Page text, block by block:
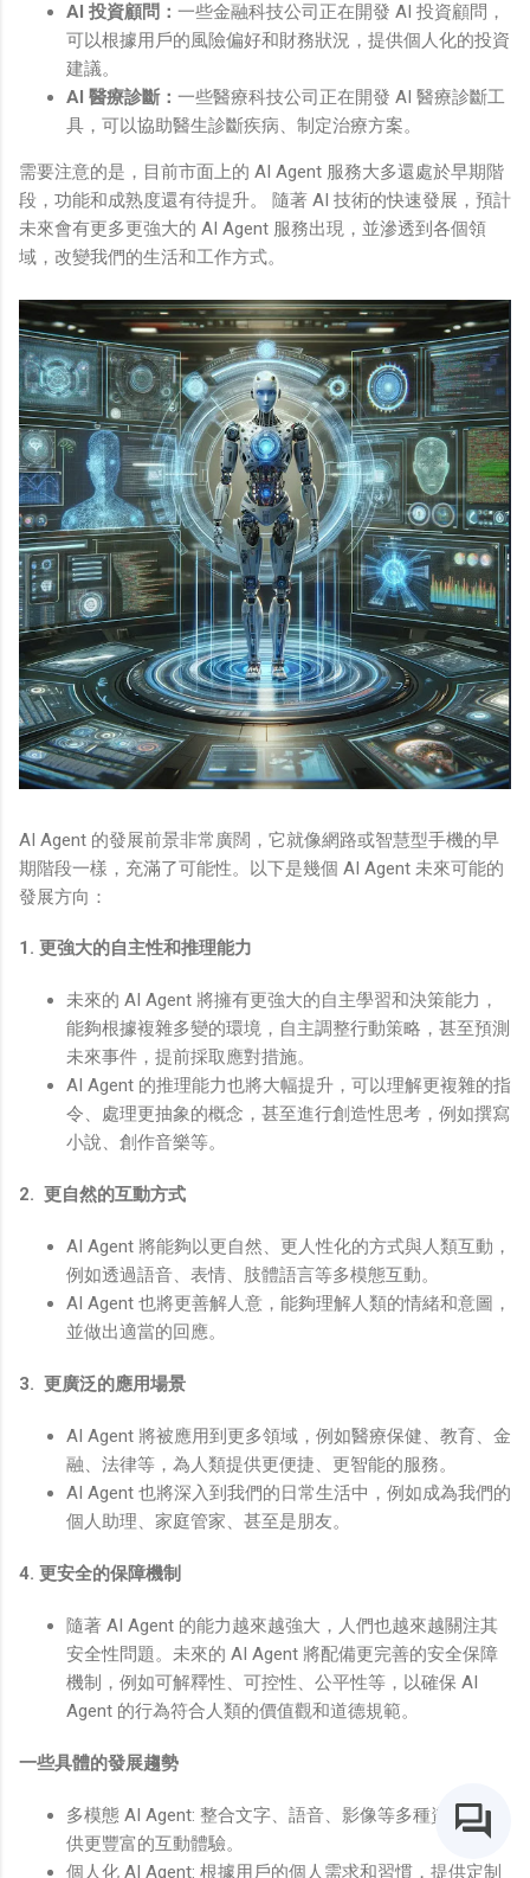
AI 投資顧問 ： 一些金融科技公司正在開發 AI 投資顧問，
可以根據用戶的風險偏好和財務狀況，提供個人化的投資
建議。
AI 醫療診斷： 一些醫療科技公司正在開發 AI 醫療診斷工
具，可以協助醫生診斷疾病、制定治療方案。
需要注意的是，目前市面上的 AI Agent 服務大多還處於早期階
段，功能和成熟度還有待提升。 隨著 AI 技術的快速發展，預計
未來會有更多更強大的 AI Agent 服務出現，並滲透到各個領
域，改變我們的生活和工作方式。
AI Agent 的發展前景非常廣闊，它就像網路或智慧型手機的早
期階段一樣，充滿了可能性。以下是幾個 AI Agent 未來可能的
發展方向：
1. 更強大的自主性和推理能力
未來的 AI Agent 將擁有更強大的自主學習和決策能力，
能夠根據複雜多變的環境，自主調整行動策略，甚至預測
未來事件，提前採取應對措施。
AI Agent 的推理能力也將大幅提升，可以理解更複雜的指
令、處理更抽象的概念，甚至進行創造性思考，例如撰寫
小說、創作音樂等。
2. 更自然的互動方式
AI Agent 將能夠以更自然、更人性化的方式與人類互動，
例如透過語音、表情、肢體語言等多模態互動。
AI Agent 也將更善解人意，能夠理解人類的情緒和意圖，
並做出適當的回應。
3. 更廣泛的應用場景
AI Agent 將被應用到更多領域，例如醫療保健、教育、金
融、法律等，為人類提供更便捷、更智能的服務。
AI Agent 也將深入到我們的日常生活中，例如成為我們的
個人助理、家庭管家、甚至是朋友。
4. 更安全的保障機制
隨著 AI Agent 的能力越來越強大，人們也越來越關注其
安全性問題。未來的 AI Agent 將配備更完善的安全保障
機制，例如可解釋性、可控性、公平性等，以確保 AI
Agent 的行為符合人類的價值觀和道德規範。
一些具體的發展趨勢
多模態 AI Agent: 整合文字、語音、影像等多種資訊，提
供更豐富的互動體驗。
個人化 AI Agent: 根據用戶的個人需求和習慣，提供定制